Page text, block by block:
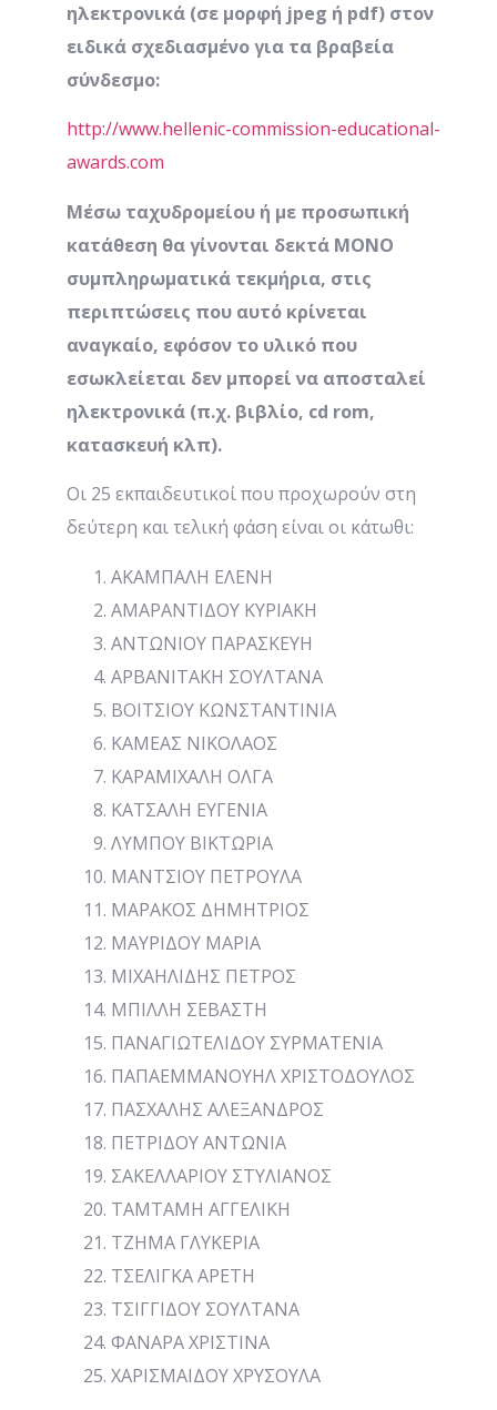
ηλεκτρονικά (σε μορφή jpeg ή pdf) στον
ειδικά σχεδιασμένο για τα βραβεία
σύνδεσμο:
http://www.hellenic-commission-educational-
awards.com
Μέσω ταχυδρομείου ή με προσωπική
κατάθεση θα γίνονται δεκτά ΜΟΝΟ
συμπληρωματικά τεκμήρια, στις
περιπτώσεις που αυτό κρίνεται
αναγκαίο, εφόσον το υλικό που
εσωκλείεται δεν μπορεί να αποσταλεί
ηλεκτρονικά (π.χ. βιβλίο, cd rom,
κατασκευή κλπ).
Oι 25 εκπαιδευτικοί που προχωρούν στη
δεύτερη και τελική φάση είναι οι κάτωθι:
ΑΚΑΜΠΑΛΗ ΕΛΕΝΗ
ΑΜΑΡΑΝΤΙΔΟΥ ΚΥΡΙΑΚΗ
ΑΝΤΩΝΙΟΥ ΠΑΡΑΣΚΕΥΗ
ΑΡΒΑΝΙΤΑΚΗ ΣΟΥΛΤΑΝΑ
ΒΟΙΤΣΙΟΥ ΚΩΝΣΤΑΝΤΙΝΙΑ
ΚΑΜΕΑΣ ΝΙΚΟΛΑΟΣ
ΚΑΡΑΜΙΧΑΛΗ ΟΛΓΑ
ΚΑΤΣΑΛΗ ΕΥΓΕΝΙΑ
ΛΥΜΠΟΥ ΒΙΚΤΩΡΙΑ
ΜΑΝΤΣΙΟΥ ΠΕΤΡΟΥΛΑ
ΜΑΡΑΚΟΣ ΔΗΜΗΤΡΙΟΣ
ΜΑΥΡΙΔΟΥ ΜΑΡΙΑ
ΜΙΧΑΗΛΙΔΗΣ ΠΕΤΡΟΣ
ΜΠΙΛΛΗ ΣΕΒΑΣΤΗ
ΠΑΝΑΓΙΩΤΕΛΙΔΟΥ ΣΥΡΜΑΤΕΝΙΑ
ΠΑΠΑΕΜΜΑΝΟΥΗΛ ΧΡΙΣΤΟΔΟΥΛΟΣ
ΠΑΣΧΑΛΗΣ ΑΛΕΞΑΝΔΡΟΣ
ΠΕΤΡΙΔΟΥ ΑΝΤΩΝΙΑ
ΣΑΚΕΛΛΑΡΙΟΥ ΣΤΥΛΙΑΝΟΣ
ΤΑΜΤΑΜΗ ΑΓΓΕΛΙΚΗ
ΤΖΗΜΑ ΓΛΥΚΕΡΙΑ
ΤΣΕΛΙΓΚΑ ΑΡΕΤΗ
TΣΙΓΓΙΔΟΥ ΣΟΥΛΤΑΝΑ
ΦΑΝΑΡΑ ΧΡΙΣΤΙΝΑ
ΧΑΡΙΣΜΑΙΔΟΥ ΧΡΥΣΟΥΛΑ